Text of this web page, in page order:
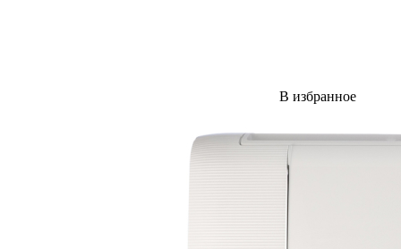
В избранное